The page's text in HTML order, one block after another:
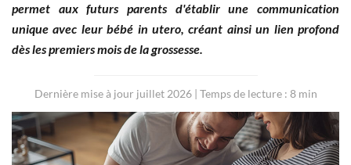
permet aux futurs parents d'établir une communication
unique avec leur bébé in utero, créant ainsi un lien profond
dès les premiers mois de la grossesse.
Dernière mise à jour juillet 2026 | Temps de lecture : 8 min